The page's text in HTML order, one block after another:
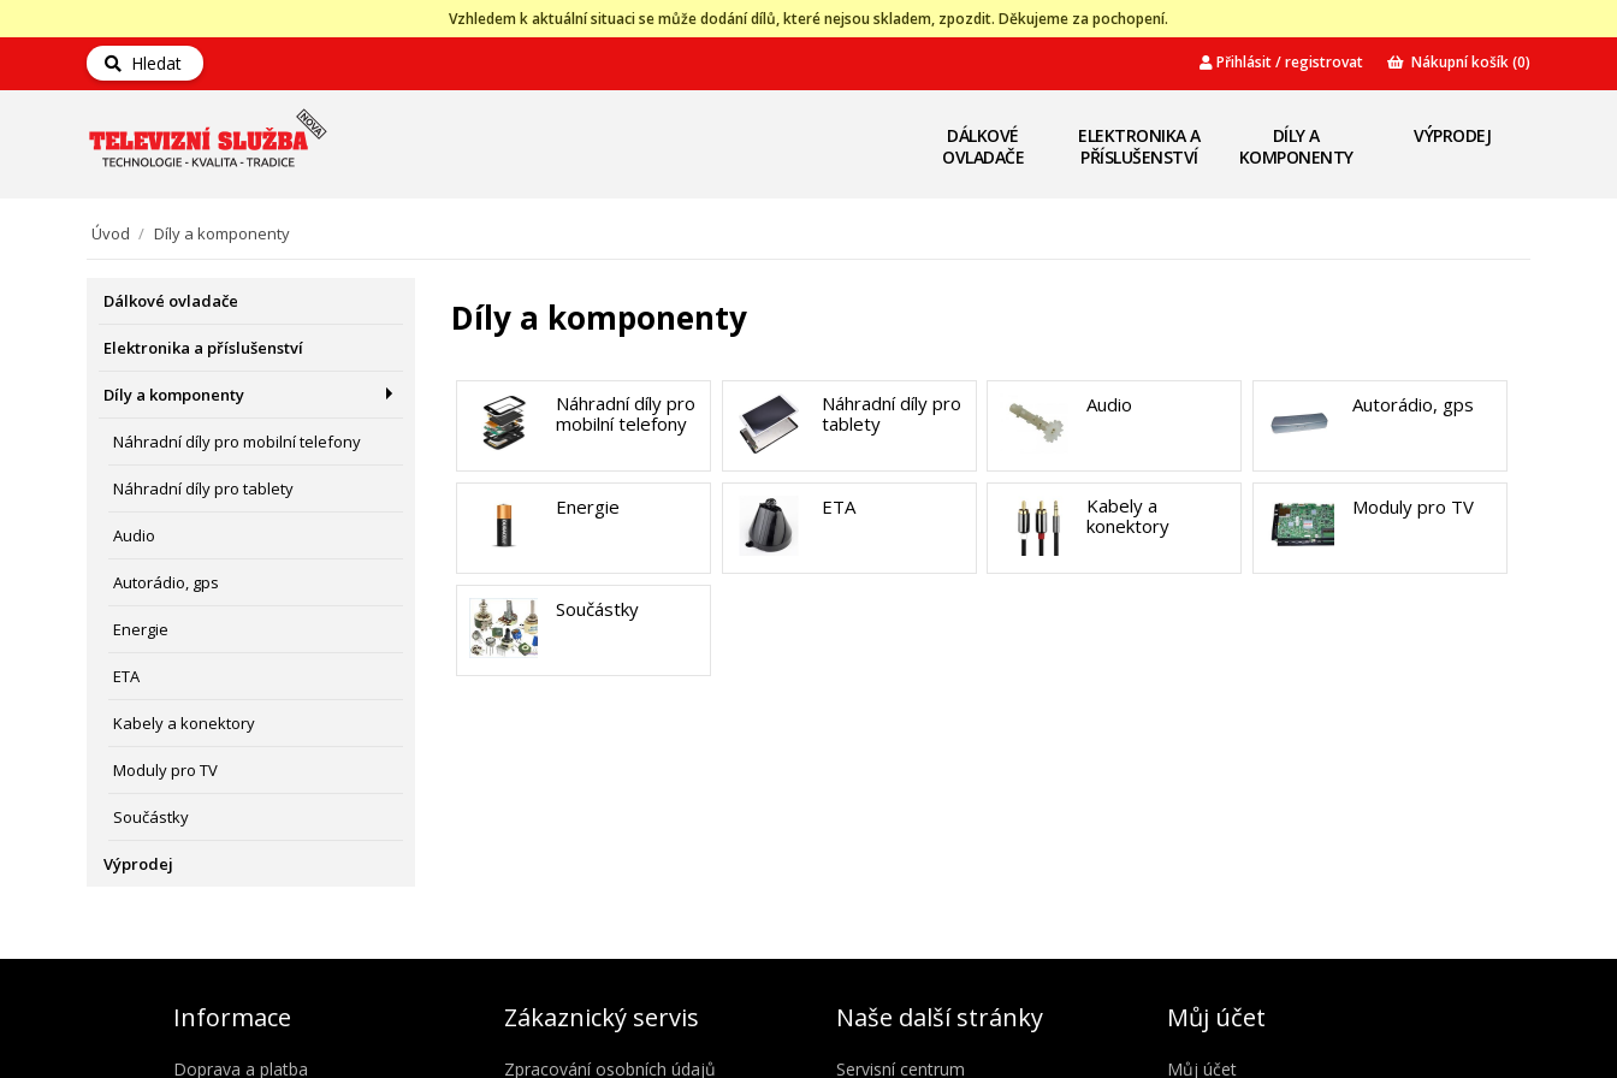
Vzhledem k aktuální situaci se může dodání dílů, které nejsou skladem, zpozdit. Děkujeme za pochopení.
Hledat Přihlásit / registrovat Nákupní košík(0)
DÁLKOVÉ
OVLADAČE
ELEKTRONIKA A
PŘÍSLUŠENSTVÍ
DÍLY A
KOMPONENTY
VÝPRODEJ
Úvod / Díly a komponenty
Dálkové ovladače
Elektronika a příslušenství
Díly a komponenty
Náhradní díly pro mobilní telefony
Náhradní díly pro tablety
Audio
Autorádio, gps
Energie
ETA
Kabely a konektory
Moduly pro TV
Součástky
Výprodej
Díly a komponenty
Náhradní díly pro
mobilní telefony
Náhradní díly pro
tablety
Audio Autorádio, gps
Energie ETA
Kabely a
konektory
Moduly pro TV
Součástky
Informace
Doprava a platba
Zákaznický servis
Zpracování osobních údajů
Naše další stránky
Servisní centrum
Můj účet
Můj účet